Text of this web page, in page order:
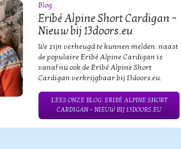
Blog
Eribé Alpine Short Cardigan –
Nieuw bij 13doors.eu
We zijn verheugd te kunnen melden: naast
de populaire Eribé Alpine Cardigan is
vanaf nu ook de Eribé Alpine Short
Cardigan verkrijgbaar bij 13doors.eu.
LEES ONZE BLOG: ERIBÉ ALPINE SHORT
CARDIGAN – NIEUW BIJ 13DOORS.EU